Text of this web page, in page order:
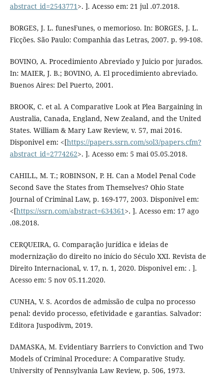
abstract_id=2543771>. ]. Acesso em: 21 jul .07.2018.
BORGES, J. L. funesFunes, o memorioso. In: BORGES, J. L.
Ficções. São Paulo: Companhia das Letras, 2007. p. 99-108.
BOVINO, A. Procedimiento Abreviado y Juicio por jurados.
In: MAIER, J. B.; BOVINO, A. El procedimiento abreviado.
Buenos Aires: Del Puerto, 2001.
BROOK, C. et al. A Comparative Look at Plea Bargaining in
Australia, Canada, England, New Zealand, and the United
States. William & Mary Law Review, v. 57, mai 2016.
Disponivel em: <[https://papers.ssrn.com/sol3/papers.cfm?
abstract_id=2774262>. ]. Acesso em: 5 mai 05.05.2018.
CAHILL, M. T.; ROBINSON, P. H. Can a Model Penal Code
Second Save the States from Themselves? Ohio State
Journal of Criminal Law, p. 169-177, 2003. Disponivel em:
<[https://ssrn.com/abstract=634361>. ]. Acesso em: 17 ago
.08.2018.
CERQUEIRA, G. Comparação jurídica e ideias de
modernização do direito no início do Século XXI. Revista de
Direito Internacional, v. 17, n. 1, 2020. Disponivel em: . ].
Acesso em: 5 nov 05.11.2020.
CUNHA, V. S. Acordos de admissão de culpa no processo
penal: devido processo, efetividade e garantias. Salvador:
Editora Juspodivm, 2019.
DAMASKA, M. Evidentiary Barriers to Conviction and Two
Models of Criminal Procedure: A Comparative Study.
University of Pennsylvania Law Review, p. 506, 1973.